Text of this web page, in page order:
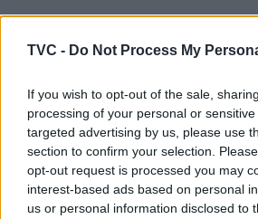
TVC - Do Not Process My
If you wish to opt-out of the sale,
processing of your personal or
targeted advertising by us, please use
section to confirm your selection.
opt-out request is processed you may
interest-based ads based on personal
us or personal information disclosed to
ARTIGOS RELACIONADOS